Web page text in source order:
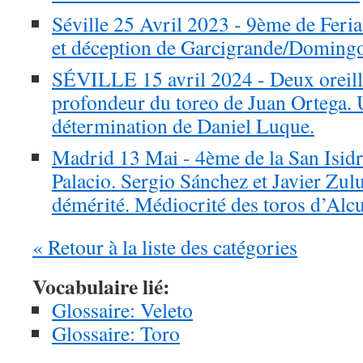
Séville 25 Avril 2023 - 9ème de
et déception de Garcigrande/
SÉVILLE 15 avril 2024 - Deux
profondeur du toreo de Juan Ortega.
détermination de Daniel Luque.
Madrid 13 Mai - 4ème de la San
Palacio. Sergio Sánchez et Javier
démérité. Médiocrité des toros
« Retour à la liste des catégories
Vocabulaire lié:
Glossaire: Veleto
Glossaire: Toro